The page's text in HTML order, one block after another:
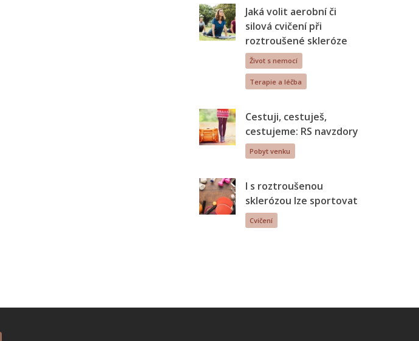
Jaká volit aerobní či
silová cvičení při
roztroušené skleróze
Život s nemocí
Terapie a léčba
Cestuji, cestuješ,
cestujeme: RS navzdory
Pobyt venku
I s roztroušenou
sklerózou lze sportovat
Cvičení